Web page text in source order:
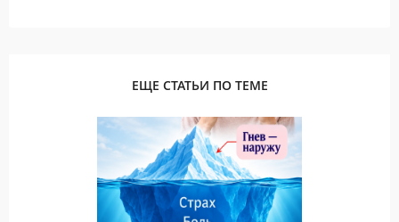
ЕЩЕ СТАТЬИ ПО ТЕМЕ